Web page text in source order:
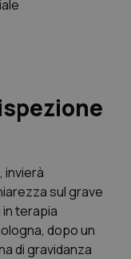
, invierà
sul grave
terapia
dopo un
di gravidanza